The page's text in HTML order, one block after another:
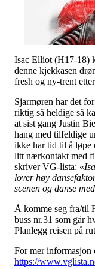
Isac Elliot (H17-18)
denne kjekkasen
fresh og ny-trent
Sjarmøren har det
riktig så heldige så
at sist gang Justin
hang med tilfeldige
ikke har tid til å løpe
litt nærkontakt med
skriver VG-lista: «
lover høy
scenen og danse
Å komme seg fra/til
buss nr.31 som går
Planlegg reisen på
For mer
https://